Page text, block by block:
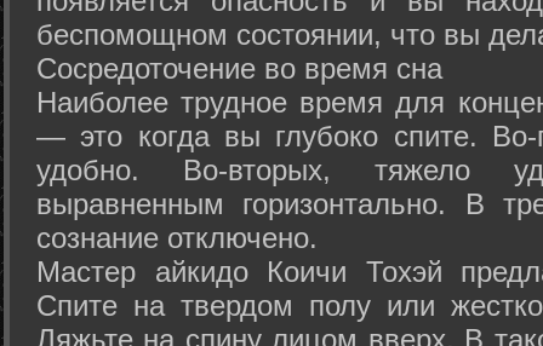
беспомощном состоянии, что вы
Сосредоточение во время сна
Наиболее трудное время для
— это когда вы глубоко спите.
удобно. Во-вторых, тяжело
выравненным горизонтально. В
сознание отключено.
Мастер айкидо Коичи Тохэй
Спите на твердом полу или